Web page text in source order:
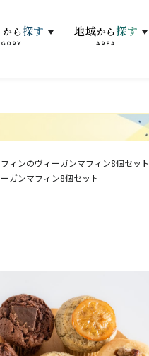
から 探す 地域から 探す
AREA
ィンのヴィーガンマフィン8個セット
ガンマフィン8個セット